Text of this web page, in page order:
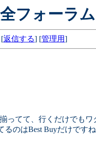
フォーラム
返信する] [管理用]
てて、行くだけでもワ
のはBest Buyだけで